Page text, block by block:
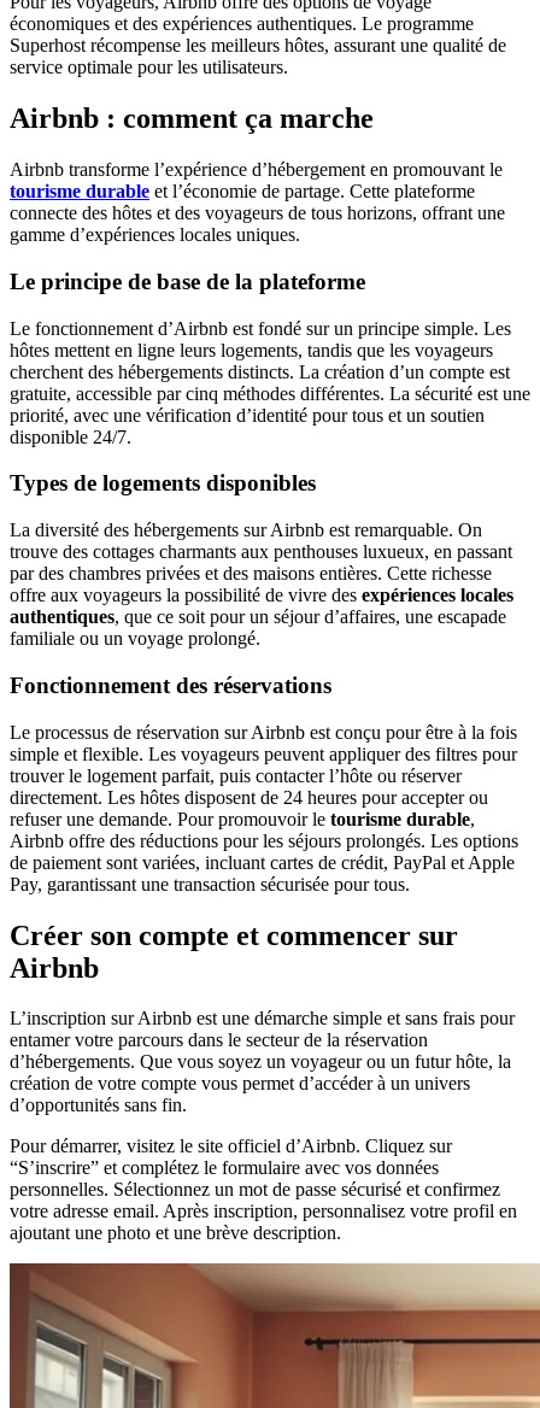
économiques et des expériences authentiques. Le programme
Superhost récompense les meilleurs hôtes, assurant une qualité de
service optimale pour les utilisateurs.
Airbnb : comment ça marche
Airbnb transforme l’expérience d’hébergement en promouvant le
tourisme durable et l’économie de partage. Cette plateforme
connecte des hôtes et des voyageurs de tous horizons, offrant une
gamme d’expériences locales uniques.
Le principe de base de la plateforme
Le fonctionnement d’Airbnb est fondé sur un principe simple. Les
hôtes mettent en ligne leurs logements, tandis que les voyageurs
cherchent des hébergements distincts. La création d’un compte est
gratuite, accessible par cinq méthodes différentes. La sécurité est une
priorité, avec une vérification d’identité pour tous et un soutien
disponible 24/7.
Types de logements disponibles
La diversité des hébergements sur Airbnb est remarquable. On
trouve des cottages charmants aux penthouses luxueux, en passant
par des chambres privées et des maisons entières. Cette richesse
offre aux voyageurs la possibilité de vivre des expériences locales
authentiques, que ce soit pour un séjour d’affaires, une escapade
familiale ou un voyage prolongé.
Fonctionnement des réservations
Le processus de réservation sur Airbnb est conçu pour être à la fois
simple et flexible. Les voyageurs peuvent appliquer des filtres pour
trouver le logement parfait, puis contacter l’hôte ou réserver
directement. Les hôtes disposent de 24 heures pour accepter ou
refuser une demande. Pour promouvoir le tourisme durable,
Airbnb offre des réductions pour les séjours prolongés. Les options
de paiement sont variées, incluant cartes de crédit, PayPal et Apple
Pay, garantissant une transaction sécurisée pour tous.
Créer son compte et commencer sur
Airbnb
L’inscription sur Airbnb est une démarche simple et sans frais pour
entamer votre parcours dans le secteur de la réservation
d’hébergements. Que vous soyez un voyageur ou un futur hôte, la
création de votre compte vous permet d’accéder à un univers
d’opportunités sans fin.
Pour démarrer, visitez le site officiel d’Airbnb. Cliquez sur
“S’inscrire” et complétez le formulaire avec vos données
personnelles. Sélectionnez un mot de passe sécurisé et confirmez
votre adresse email. Après inscription, personnalisez votre profil en
ajoutant une photo et une brève description.